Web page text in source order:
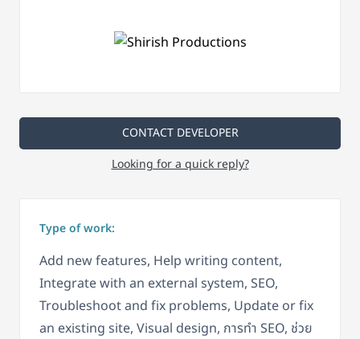
CONTACT DEVELOPER
Looking for a quick reply?
Type of work:
Add new features, Help writing content,
Integrate with an external system, SEO,
Troubleshoot and fix problems, Update or fix
an existing site, Visual design, การทำ SEO, ช่วย